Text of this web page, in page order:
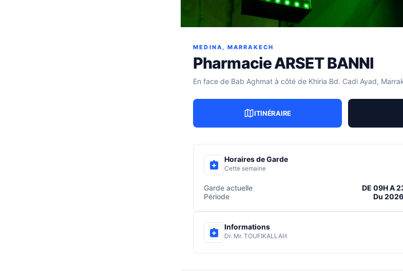
MEDINA, MARRAKECH
Pharmacie ARSET BANNI
En face de Bab Aghmat à côté de Khiria Bd. Cadi Ayad,
ITINÉRAIRE
Horaires de Garde
Cette semaine
Garde actuelle
DE 09H A
Période
Du
Informations
Dr. Mr. TOUFIKALLAH